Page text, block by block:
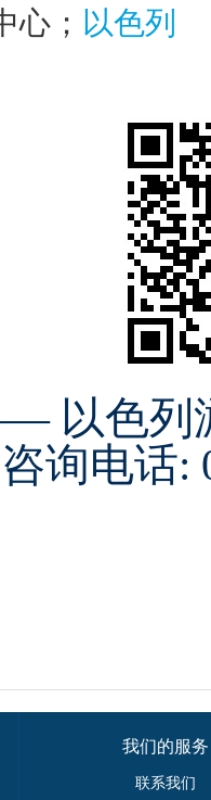
心； 以色列
以色列
咨询电话:
我们的服务
联系我们